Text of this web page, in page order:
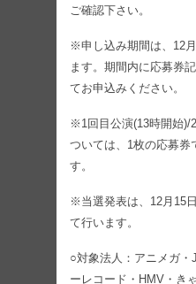
ご確認下さい。
※申し込み期間は、12
ます。期間内に応募券
てお申込みください。
※1回目公演(13時開始)/
ついては、1枚の応募券
す。
※当選発表は、12月15
て行います。
○対象法人：アニメガ・
ーレコード・HMV・き